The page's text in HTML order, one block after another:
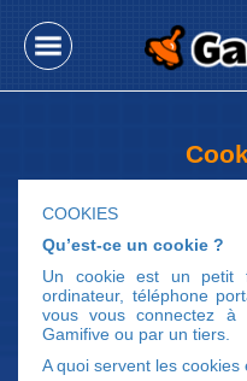
COOKIES
Qu’est-ce un cookie ?
Un cookie est un petit
ordinateur, téléphone
vous vous connectez
Gamifive ou par un tiers.
A quoi servent les